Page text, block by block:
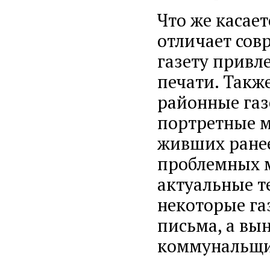
Что же
отличает
газету
печати.
районные
портретные
живших
проблемных
актуальные
некоторые
письма, а